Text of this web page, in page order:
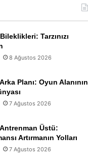
Tarzınızı
8 Ağustos 2026
Planı: Oyun Alanının
7 Ağustos 2026
Üstü:
Artırmanın Yolları
7 Ağustos 2026